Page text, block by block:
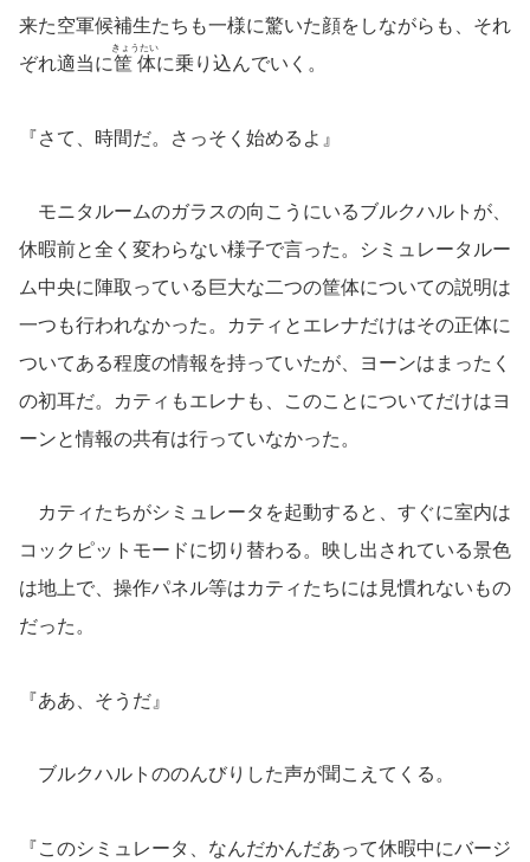
来た空軍候補生たちも一様に驚いた顔をしながらも、それ
ぞれ適当に筐体
きょうたい
に乗り込んでいく。
『さて、時間だ。さっそく始めるよ』
モニタルームのガラスの向こうにいるブルクハルトが、
休暇前と全く変わらない様子で言った。シミュレータルー
ム中央に陣取っている巨大な二つの筐体についての説明は
一つも行われなかった。カティとエレナだけはその正体に
ついてある程度の情報を持っていたが、ヨーンはまったく
の初耳だ。カティもエレナも、このことについてだけはヨ
ーンと情報の共有は行っていなかった。
カティたちがシミュレータを起動すると、すぐに室内は
コックピットモードに切り替わる。映し出されている景色
は地上で、操作パネル等はカティたちには見慣れないもの
だった。
『ああ、そうだ』
ブルクハルトののんびりした声が聞こえてくる。
『このシミュレータ、なんだかんだあって休暇中にバージ